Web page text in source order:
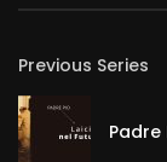
Previous Series
Padre